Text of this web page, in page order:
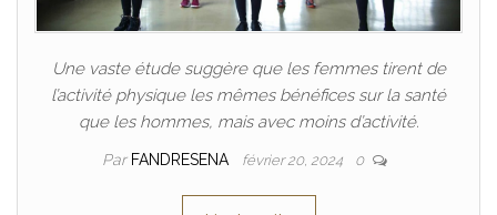
Une vaste étude suggère que les femmes tirent de
l’activité physique les mêmes bénéfices sur la santé
que les hommes, mais avec moins d’activité.
Par FANDRESENA février 20, 2024 0